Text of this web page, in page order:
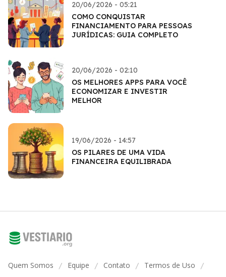
20/06/2026 - 05:21
COMO CONQUISTAR
FINANCIAMENTO PARA PESSOAS
JURÍDICAS: GUIA COMPLETO
20/06/2026 - 02:10
OS MELHORES APPS PARA VOCÊ
ECONOMIZAR E INVESTIR
MELHOR
19/06/2026 - 14:57
OS PILARES DE UMA VIDA
FINANCEIRA EQUILIBRADA
Quem Somos / Equipe / Contato / Termos de Uso /